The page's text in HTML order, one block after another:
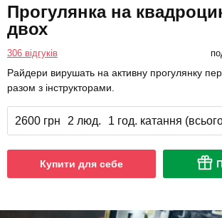
Прогулянка на
двох
306 відгуків
Райдери вирушать на активну прогулянку
разом з інструкторами.
2600 грн 2 люд. 1 год. катання
Купити для себе